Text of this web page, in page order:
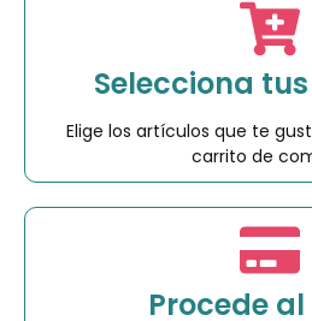
Selecciona
Elige los artículos que te
carrito de
Procede